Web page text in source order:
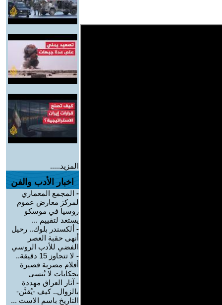
المزيد.....
اخبار الأدب والفن
- المجمع المعماري
لمركز معارض عموم
روسيا في موسكو
يستعد لتقييم ...
- ألكسندر بلوك.. رحيل
أنهى حقبة العصر
الفضي للأدب الروسي
-
لا تتجاوز 15 دقيقة..
أفلام مصرية قصيرة
بحكايات لا تُنسى
- آثار العراق مهددة
بالزوال.. كيف -يُقنَّن-
التاريخ باسم الاست ...